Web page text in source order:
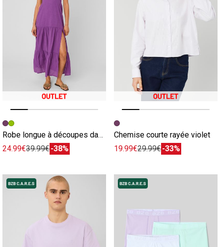
Image précédente
Image suivante
Robe longue à découpes dans le dos violet
24.99€39.99€-38%
Image précédente
Image suivante
Chemise courte rayée violet
19.99€29.99€-33%